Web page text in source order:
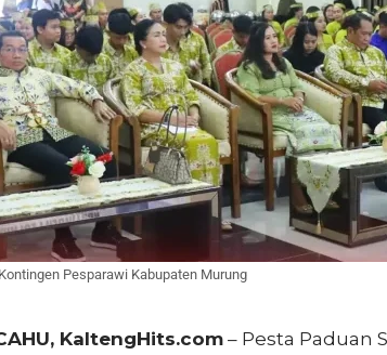
Pesparawi Kabupaten Murung
KaltengHits.com – Pesta Paduan